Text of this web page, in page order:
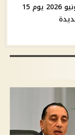
صرف معاش تكافل وكرامة يونيو 2026 يوم 15